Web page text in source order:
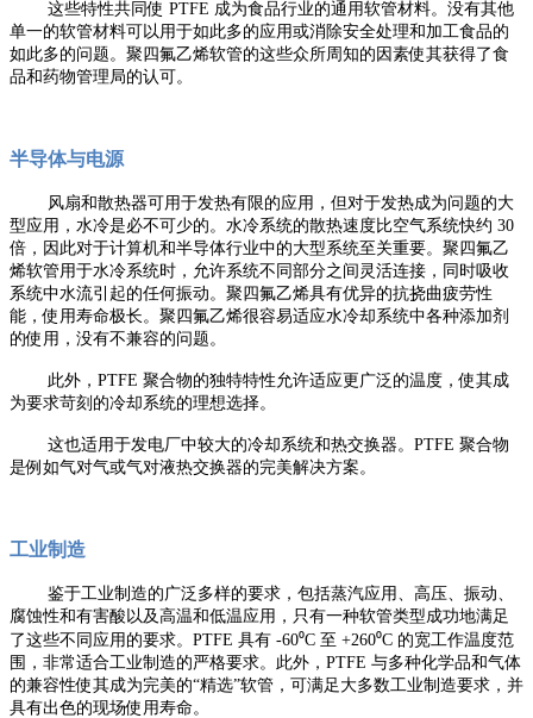
这些特性共同使 PTFE 成为食品行业的通用软管材料。没有其他
单一的软管材料可以用于如此多的应用或消除安全处理和加工食品的
如此多的问题。聚四氟乙烯软管的这些众所周知的因素使其获得了食
品和药物管理局的认可。
半导体与电源
风扇和散热器可用于发热有限的应用，但对于发热成为问题的大
型应用，水冷是必不可少的。水冷系统的散热速度比空气系统快约 30
倍，因此对于计算机和半导体行业中的大型系统至关重要。聚四氟乙
烯软管用于水冷系统时，允许系统不同部分之间灵活连接，同时吸收
系统中水流引起的任何振动。聚四氟乙烯具有优异的抗挠曲疲劳性
能，使用寿命极长。聚四氟乙烯很容易适应水冷却系统中各种添加剂
的使用，没有不兼容的问题。
此外，PTFE 聚合物的独特特性允许适应更广泛的温度，使其成
为要求苛刻的冷却系统的理想选择。
这也适用于发电厂中较大的冷却系统和热交换器。PTFE 聚合物
是例如气对气或气对液热交换器的完美解决方案。
工业制造
鉴于工业制造的广泛多样的要求，包括蒸汽应用、高压、振动、
腐蚀性和有害酸以及高温和低温应用，只有一种软管类型成功地满足
了这些不同应用的要求。PTFE 具有 -60⁰C 至 +260⁰C 的宽工作温度范
围，非常适合工业制造的严格要求。此外，PTFE 与多种化学品和气体
的兼容性使其成为完美的“精选”软管，可满足大多数工业制造要求，并
具有出色的现场使用寿命。